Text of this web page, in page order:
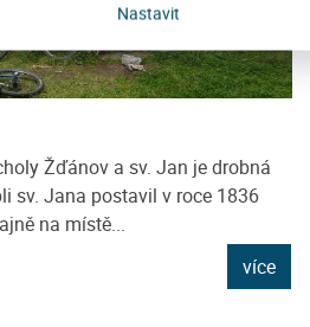
Nastavit
Žďánov a sv. Jan je drobná
sv. Jana postavil v roce 1836
na místě...
více